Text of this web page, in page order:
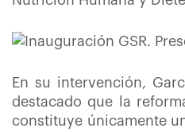
En su intervención,
destacado que la
constituye únicamente